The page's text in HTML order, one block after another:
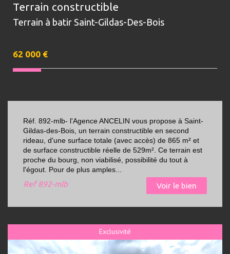
Terrain constructible
Terrain à batir Saint-Gildas-Des-Bois
62 000 €
Réf. 892-mlb- l'Agence ANCELIN vous propose à Saint-
Gildas-des-Bois, un terrain constructible en second
rideau, d'une surface totale (avec accès) de 865 m² et
de surface constructible réelle de 529m². Ce terrain est
proche du bourg, non viabilisé, possibilité du tout à
l'égout. Pour de plus amples...
Ref892-mlb Voir le bien
Exclusivité